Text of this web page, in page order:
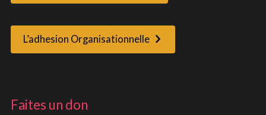
L’adhesion Organisationnelle
Faites un don